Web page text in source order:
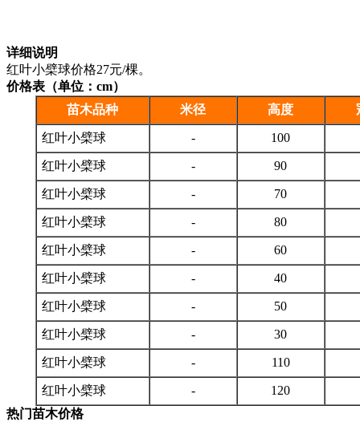
详细说明
红叶小檗球价格27元/棵。
价格表（单位：cm）
苗木品种
米径 高度
红叶小檗球 - 100
红叶小檗球 - 90
红叶小檗球 - 70
红叶小檗球 - 80
红叶小檗球 - 60
红叶小檗球 - 40
红叶小檗球 - 50
红叶小檗球 - 30
红叶小檗球 - 110
红叶小檗球 - 120
热门苗木价格